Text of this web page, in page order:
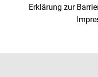
Erklärung zur